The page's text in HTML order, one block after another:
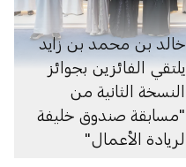
خالد بن محمد بن زايد
يلتقي الفائزين بجوائز
النسخة الثانية من
"مسابقة صندوق خليفة
لريادة الأعمال"